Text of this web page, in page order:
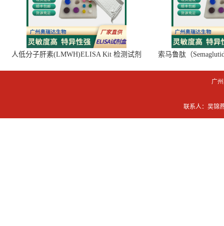
人低分子肝素(LMWH)ELISA Kit 检测试剂
索马鲁肽（
广
联系人：吴锦